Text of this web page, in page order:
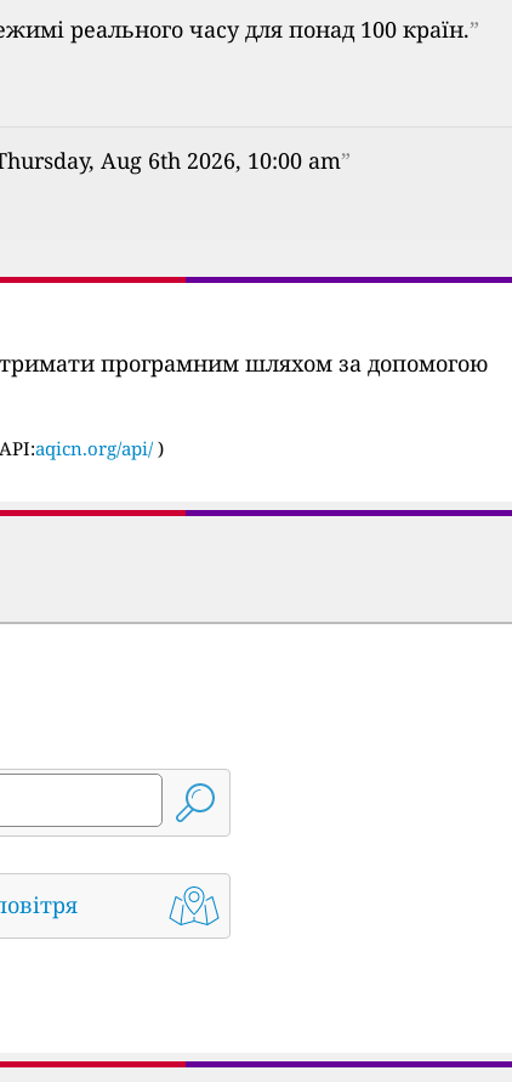
реального часу для понад 100 країн.”
Aug 6th 2026, 10:00 am”
програмним шляхом за допомогою
aqicn.org/api/ )